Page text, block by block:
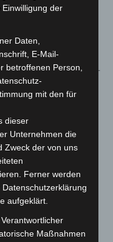
Knie und Hüften
uns durchs Leben –
die sie
Füße, Knie und
Übungen, um
|Kosten:22,00 €
nur die Haltung,
allgemeine
der
Daten,
E-Mail-
betroffenen Person,
mit den für
dieser
Unternehmen die
Zweck der von uns
Ferner werden
aufgeklärt.
Maßnahmen